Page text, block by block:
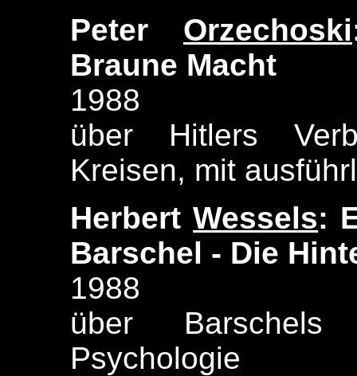
Peter Orzechoski
Braune Macht
1988
über Hitlers
Kreisen, mit
HerbertWessels:
Barschel - Die
1988
über
Psychologie